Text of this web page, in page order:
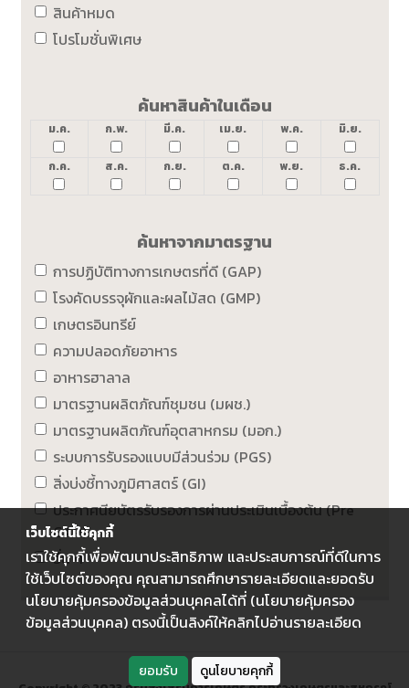
สินค้าหมด
โปรโมชั่นพิเศษ
ค้นหาสินค้าในเดือน
ม.ค. ก.พ. มี.ค. เม.ย. พ.ค. มิ.ย.
ก.ค. ส.ค. ก.ย. ต.ค. พ.ย. ธ.ค.
ค้นหาจากมาตรฐาน
การปฏิบัติทางการเกษตรที่ดี (GAP)
โรงคัดบรรจุผักและผลไม้สด (GMP)
เกษตรอินทรีย์
ความปลอดภัยอาหาร
อาหารฮาลาล
มาตรฐานผลิตภัณฑ์ชุมชน (มผช.)
มาตรฐานผลิตภัณฑ์อุตสาหกรม (มอก.)
ระบบการรับรองแบบมีส่วนร่วม (PGS)
สิ่งบ่งชี้ทางภูมิศาสตร์ (GI)
ประกาศนียบัตรรับรองการผ่านประเมินเบื้องต้น (Pre
GAP)
อื่น ๆ
เว็บไซต์นี้ใช้คุกกี้
เราใช้คุกกี้เพื่อพัฒนาประสิทธิภาพ และประสบการณ์ที่ดีในการ
ใช้เว็บไซต์ของคุณ คุณสามารถศึกษารายละเอียดและยอดรับ
นโยบายคุ้มครองข้อมูลส่วนบุคคลได้ที่ (นโยบายคุ้มครอง
ข้อมูลส่วนบุคคล) ตรงนี้เป็นลิงค์ให้คลิกไปอ่านรายละเอียด
ยอมรับ ดูนโยบายคุกกี้